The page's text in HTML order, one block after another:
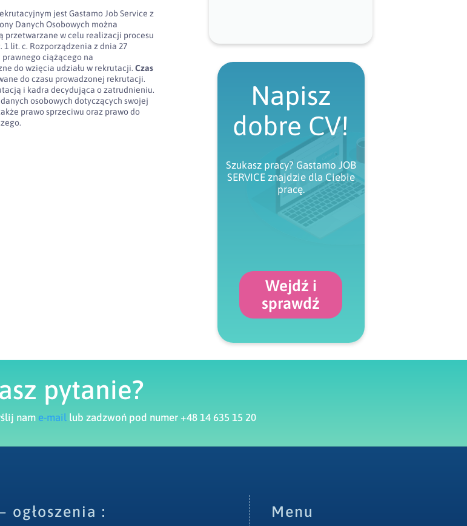
jest Gastamo Job Service z
Danych Osobowych można
przetwarzane w celu realizacji procesu
1 lit. c. Rozporządzenia z dnia 27
ciążącego na
do wzięcia udziału w rekrutacji.Czas
do czasu prowadzonej rekrutacji.
i kadra decydująca o zatrudnieniu.
osobowych dotyczących swojej
prawo sprzeciwu oraz prawo do
Napisz
dobre CV!
Szukasz pracy? Gastamo JOB
SERVICE znajdzie dla Ciebie
pracę.
Wejdź i
sprawdź
pytanie?
nam e-mail lub zadzwoń pod numer +48 14 635 15 20
ogłoszenia : Menu